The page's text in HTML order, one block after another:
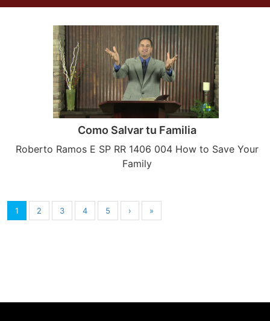
Como Salvar tu Familia
Roberto Ramos E SP RR 1406 004 How to Save Your
Family
1 2 3 4 5 › »